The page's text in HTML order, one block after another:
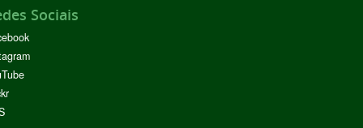
Sociais